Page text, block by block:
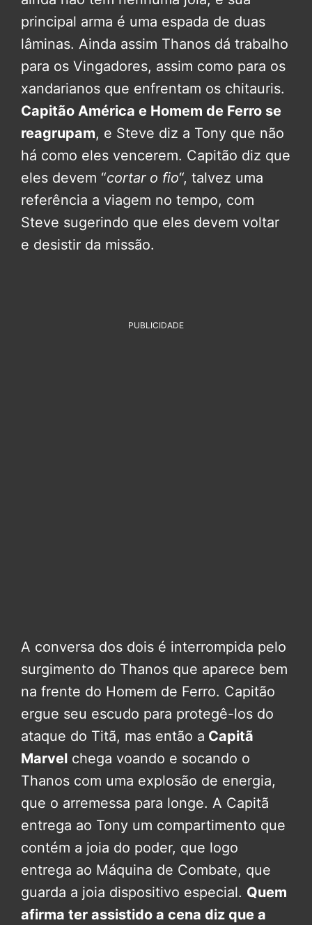
principal arma é uma espada de duas
lâminas. Ainda assim Thanos dá trabalho
para os Vingadores, assim como para os
xandarianos que enfrentam os chitauris.
Capitão América e Homem de Ferro se
reagrupam, e Steve diz a Tony que não
há como eles vencerem. Capitão diz que
eles devem “cortar o fio“, talvez uma
referência a viagem no tempo, com
Steve sugerindo que eles devem voltar
e desistir da missão.
PUBLICIDADE
A conversa dos dois é interrompida pelo
surgimento do Thanos que aparece bem
na frente do Homem de Ferro. Capitão
ergue seu escudo para protegê-los do
ataque do Titã, mas então a Capitã
Marvel chega voando e socando o
Thanos com uma explosão de energia,
que o arremessa para longe. A Capitã
entrega ao Tony um compartimento que
contém a joia do poder, que logo
entrega ao Máquina de Combate, que
guarda a joia dispositivo especial. Quem
afirma ter assistido a cena diz que a